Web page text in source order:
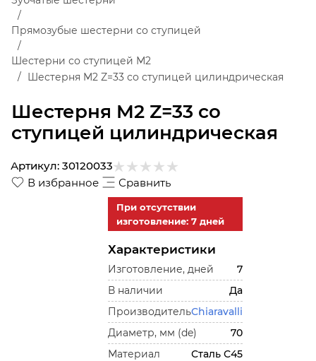
Шестерня M2 Z=33 со
ступицей цилиндрическая
Прямозубые шестерни со ступицей
Шестерни со ступицей М2
Шестерня M2 Z=33 со ступицей цилиндрическая
В избранное Сравнить
Артикул: 30120033
При отсутствии
изготовление: 7 дней
Характеристики
Изготовление, дней
7
В наличии
Да
ПроизводительChiaravalli
Диаметр, мм (de)
70
Материал
Сталь С45